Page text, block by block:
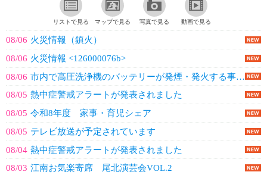
リストで見る マップで見る 写真で見る 動画で見る
08/06 火災情報（鎮火）
08/06 火災情報 <126000076b>
08/06 市内で高圧洗浄機のバッテリーが発煙・発火する事故が発生しています！
08/05 熱中症警戒アラートが発表されました
08/05 令和8年度 家事・育児シェア
08/05 テレビ放送が予定されています
08/04 熱中症警戒アラートが発表されました
08/03 江南お気楽寄席 尾北演芸会VOL.2